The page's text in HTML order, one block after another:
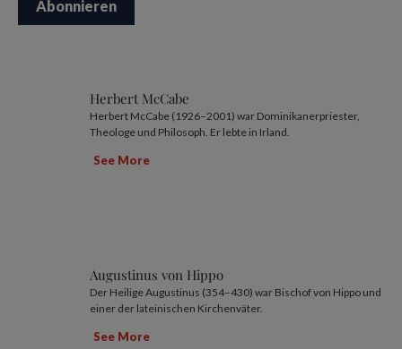
Herbert McCabe
Herbert McCabe (1926–2001) war Dominikanerpriester,
Theologe und Philosoph. Er lebte in Irland.
See More
Augustinus von Hippo
Der Heilige Augustinus (354–430) war Bischof von Hippo und
einer der lateinischen Kirchenväter.
See More